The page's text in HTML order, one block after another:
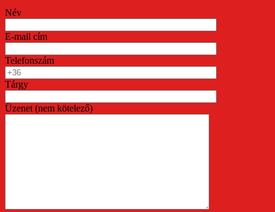
Név
E-mail cím
Telefonszám
Tárgy
Üzenet (nem kötelező)